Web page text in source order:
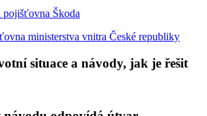
pojišťovna Škoda
ministerstva vnitra České republiky
situace a návody, jak je řešit